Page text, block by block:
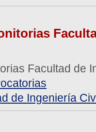
Facultad de
de Ingeniería